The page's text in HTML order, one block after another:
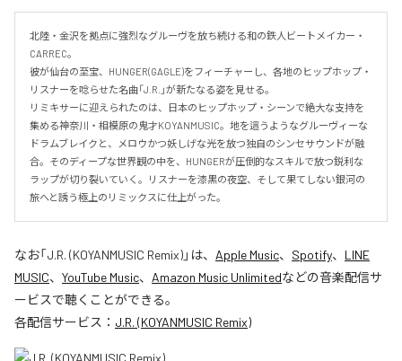
北陸・金沢を拠点に強烈なグルーヴを放ち続ける和の鉄人ビートメイカー・
CARREC。
彼が仙台の至宝、HUNGER(GAGLE)をフィーチャーし、各地のヒップホップ・
リスナーを唸らせた名曲「J.R.」が新たなる姿を見せる。
リミキサーに迎えられたのは、日本のヒップホップ・シーンで絶大な支持を
集める神奈川・相模原の鬼才KOYANMUSIC。地を這うようなグルーヴィーな
ドラムブレイクと、メロウかつ妖しげな光を放つ独自のシンセサウンドが融
合。そのディープな世界観の中を、HUNGERが圧倒的なスキルで放つ鋭利な
ラップが切り裂いていく。リスナーを漆黒の夜空、そして果てしない銀河の
旅へと誘う極上のリミックスに仕上がった。
なお「J.R. (KOYANMUSIC Remix)」は、 Apple Music、 Spotify、 LINE
MUSIC、 YouTube Music、 Amazon Music Unlimitedなどの音楽配信サ
ービスで聴くことができる。
各配信サービス： J.R. (KOYANMUSIC Remix)